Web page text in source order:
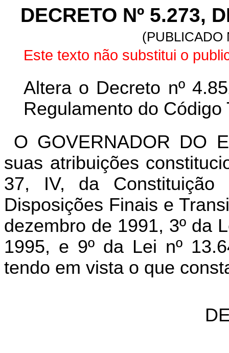
DECRETO Nº 5.273,
(PUBLICADO
Este texto não substitui o
Altera o Decreto nº
Regulamento do
O GOVERNADOR DO
suas atribuições
37, IV, da
Disposições Finais e
dezembro de 1991, 3º da
1995, e 9º da Lei nº
tendo em vista o que